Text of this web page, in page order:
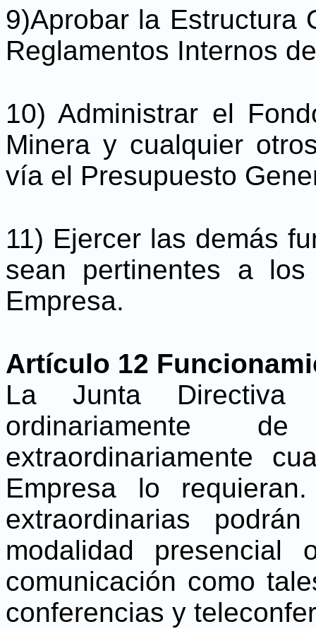
9)Aprobar la Estructura
Reglamentos Internos
10) Administrar el
Minera y cualquier
vía el Presupuesto
11) Ejercer las demás
sean pertinentes a
Empresa.
Artículo 12
La Junta Directiva
ordinariamente
extraordinariamente
Empresa lo
extraordinarias
modalidad
comunicación como
conferencias y